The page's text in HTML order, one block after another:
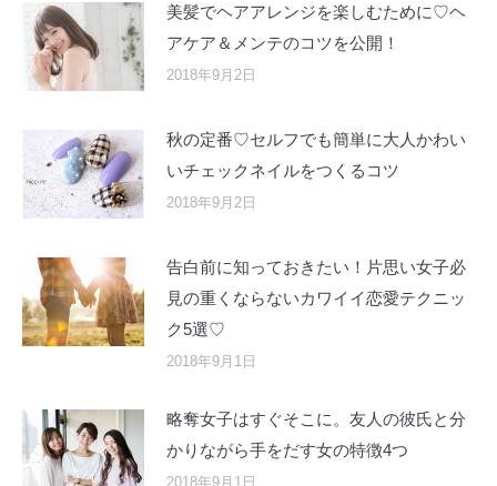
美髪でヘアアレンジを楽しむために♡ヘ
アケア＆メンテのコツを公開！
2018年9月2日
秋の定番♡セルフでも簡単に大人かわい
いチェックネイルをつくるコツ
2018年9月2日
告白前に知っておきたい！片思い女子必
見の重くならないカワイイ恋愛テクニッ
ク5選♡
2018年9月1日
略奪女子はすぐそこに。友人の彼氏と分
かりながら手をだす女の特徴4つ
2018年9月1日